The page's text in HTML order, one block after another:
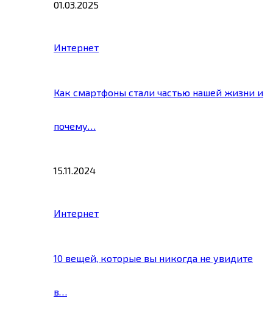
01.03.2025
Интернет
Как смартфоны стали частью нашей жизни и
почему…
15.11.2024
Интернет
10 вещей, которые вы никогда не увидите
в…